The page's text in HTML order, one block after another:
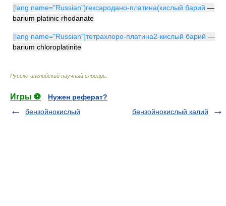
[lang name="Russian"]гексародано-платина(кислый барий —
barium platinic rhodanate
[lang name="Russian"]тетрахлоро-платина2-кислый барий —
barium chloroplatinite
Русско-английский научный словарь
Игры ⚽
Нужен реферат?
бензойнокислый
бензойнокислый калий